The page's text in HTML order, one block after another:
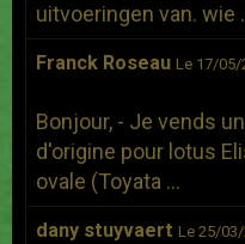
uitvoeringen van. wie
Franck Roseau Le 17/05/
Bonjour, - Je vends
d'origine pour lotus
ovale (Toyata ...
dany stuyvaert Le 25/03/